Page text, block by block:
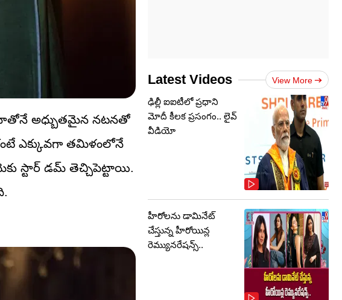
అధ్బుతమైన నటనతో
ఎక్కువగా తమిళంలోనే
స్టార్ డమ్ తెచ్చిపెట్టాయి.
Latest Videos View More
ఢిల్లీ ఐఐటీలో ప్రధాని
మోదీ కీలక ప్రసంగం.. లైవ్
వీడియో
హీరోలను డామినేట్
చేస్తున్న హీరోయిన్ల
రెమ్యునరేషన్స్..